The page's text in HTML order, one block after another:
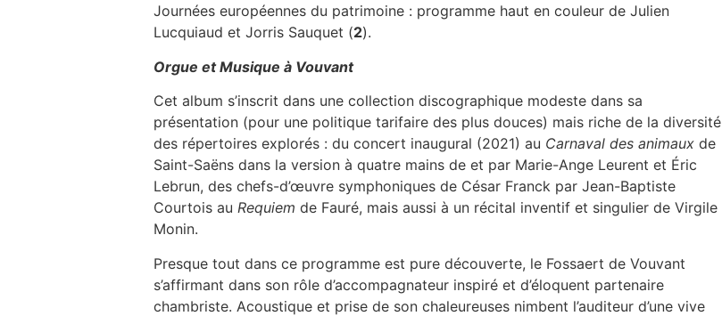
Journées européennes du patrimoine : programme haut en couleur de Julien
Lucquiaud et Jorris Sauquet (2).
Orgue et Musique à Vouvant
Cet album s’inscrit dans une collection discographique modeste dans sa
présentation (pour une politique tarifaire des plus douces) mais riche de la diversité
des répertoires explorés : du concert inaugural (2021) au Carnaval des animaux de
Saint-Saëns dans la version à quatre mains de et par Marie-Ange Leurent et Éric
Lebrun, des chefs-d’œuvre symphoniques de César Franck par Jean-Baptiste
Courtois au Requiem de Fauré, mais aussi à un récital inventif et singulier de Virgile
Monin.
Presque tout dans ce programme est pure découverte, le Fossaert de Vouvant
s’affirmant dans son rôle d’accompagnateur inspiré et d’éloquent partenaire
chambriste. Acoustique et prise de son chaleureuses nimbent l’auditeur d’une vive